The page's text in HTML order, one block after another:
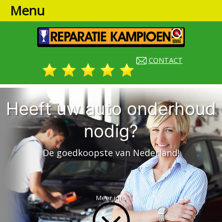
CONTACT
Heeft uw auto onderhoud
nodig?
De goedkoopste van Nederland!
Meer info
Menu